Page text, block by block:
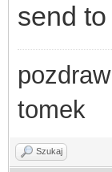
send
tomek
Szukaj